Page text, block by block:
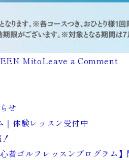
MitoLeave a Commenton
の
せ
｜体験レッスン受付中
者ゴルフレッスンプログラム